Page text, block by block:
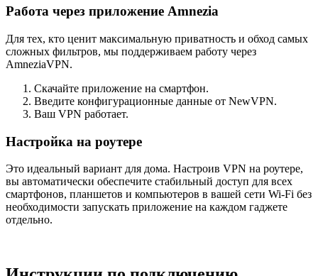
Работа через приложение Amnezia
Для тех, кто ценит максимальную приватность и обход самых
сложных фильтров, мы поддерживаем работу через
AmneziaVPN.
Скачайте приложение на смартфон.
Введите конфигурационные данные от NewVPN.
Ваш VPN работает.
Настройка на роутере
Это идеальный вариант для дома. Настроив VPN на роутере,
вы автоматически обеспечите стабильный доступ для всех
смартфонов, планшетов и компьютеров в вашей сети Wi-Fi без
необходимости запускать приложение на каждом гаджете
отдельно.